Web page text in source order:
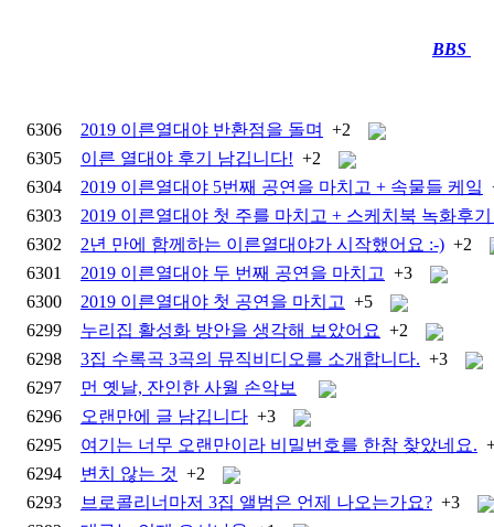
BBS
6306 2019 이른열대야 반환점을 돌며
+2
6305
이른 열대야 후기 남깁니다! +2
6304
2019 이른열대야 5번째 공연을 마치고 + 속물들 케잌
6303
2019 이른열대야 첫 주를 마치고 + 스케치북 녹화후기
6302
2년 만에 함께하는 이른열대야가 시작했어요 :-) +2
6301
2019 이른열대야 두 번째 공연을 마치고 +3
6300
2019 이른열대야 첫 공연을 마치고 +5
6299
누리집 활성화 방안을 생각해 보았어요 +2
6298
3집 수록곡 3곡의 뮤직비디오를 소개합니다. +3
6297
먼 옛날, 잔인한 사월 손악보
6296
오랜만에 글 남깁니다 +3
6295
여기는 너무 오랜만이라 비밀번호를 한참 찾았네요.
6294
변치 않는 것 +2
6293
브로콜리너마저 3집 앨범은 언제 나오는가요? +3